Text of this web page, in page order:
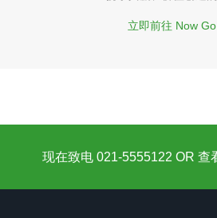
立即前往 Now
现在致电 021-5555122 OR